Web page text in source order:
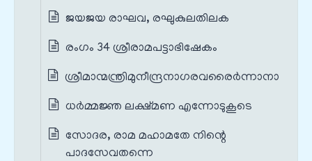
ജയജയ രാഘവ, രഘുകുലതിലക
രംഗം 34 ശ്രീരാമപട്ടാഭിഷേകം
ശ്രീമാന്മന്ത്രിമുനീന്ദ്രനാഗരവരൈർന്നാനാ
ധർമ്മജ്ഞ ലക്ഷ്മണ എന്നോടുകൂടെ
സോദര, രാമ മഹാമതേ നിന്റെ
പാദസേവതന്നെ